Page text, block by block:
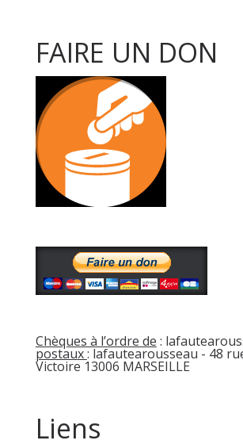
FAIRE UN DON
Chèques à l’ordre de :
postaux: lafautearousseau - 48
Victoire 13006 MARSEILLE
Liens